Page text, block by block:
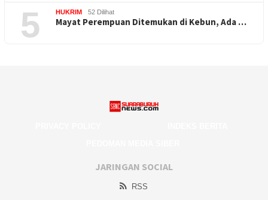
5 HUKRIM 52 Dilihat
Mayat Perempuan Ditemukan di Kebun, Ada …
JARINGAN SOCIAL
RSS